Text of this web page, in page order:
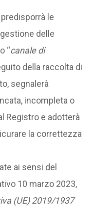
le
delle
“canale di
della raccolta di
segnalerà
incompleta o
Registro e adotterà
la correttezza
ai sensi del
10 marzo 2023,
(UE) 2019/1937